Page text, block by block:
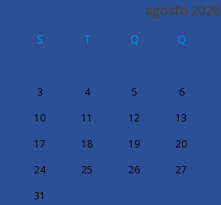
agosto 2026
S T Q Q
3
4 5 6
10
11 12 13
17
18 19 20
24
25 26 27
31